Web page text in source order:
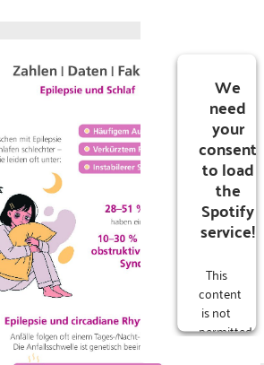
We
need
your
consent
to load
the
Spotify
service!
This
content
is not
permitted